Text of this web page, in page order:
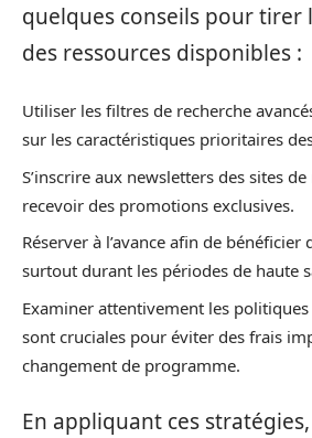
quelques conseils pour
des ressources disponibles :
Utiliser les filtres de recherche
sur les caractéristiques prioritaires
S’inscrire aux newsletters des sites
recevoir des promotions exclusives.
Réserver à l’avance afin de
surtout durant les périodes de haute
Examiner attentivement les politiques
sont cruciales pour éviter des frais
changement de programme.
En appliquant ces